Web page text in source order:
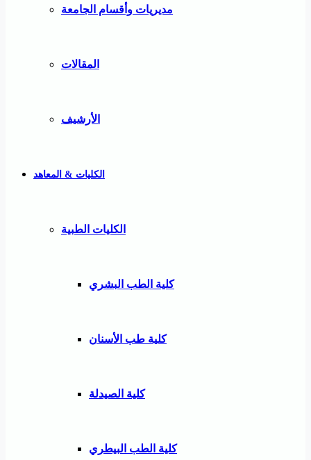
مديريات وأقسام الجامعة
المقالات
الأرشيف
الكليات & المعاهد
الكليات الطبية
كلية الطب البشري
كلية طب الأسنان
كلية الصيدلة
كلية الطب البيطري